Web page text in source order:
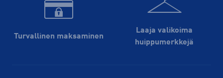
Turvallinen maksaminen
Laaja valikoima
huippu­merkkejä